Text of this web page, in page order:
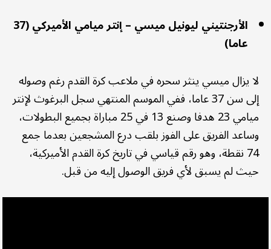
الأرجنتيني ليونيل ميسي – إنتر ميامي الأميركي (37
عاما)
لا يزال ميسي ينثر سحره في ملاعب كرة القدم رغم وصوله
إلى سن 37 عاما، ففي الموسم المنتهي سجل البرغوث لإنتر
ميامي 23 هدفا وصنع 13 في 25 مباراة بجميع البطولات،
وساعد الفريق على الفوز بلقب درع المشجعين بعدما جمع
74 نقطة، وهو رقم قياسي في تاريخ كرة القدم الأميركية،
حيث لم يسبق لأي فريق الوصول إليه من قبل.